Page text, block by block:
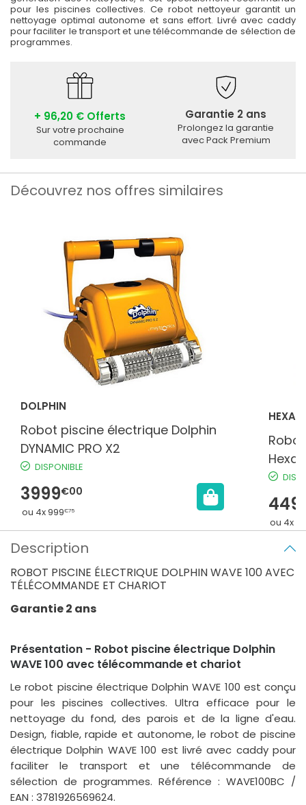
pour les piscines collectives. Ce robot nettoyeur garantit un
nettoyage optimal autonome et sans effort. Livré avec caddy
pour faciliter le transport et une télécommande de sélection de
programmes.
+ 96,20 € Offerts
Sur votre prochaine
commande
Garantie 2 ans
Prolongez la garantie
avec Pack Premium
Découvrez nos offres similaires
DOLPHIN
Robot piscine électrique Dolphin
DYNAMIC PRO X2
DISPONIBLE
3999€00
ou 4x 999€75
ou 4x
Description
ROBOT PISCINE ÉLECTRIQUE DOLPHIN WAVE 100 AVEC
TÉLÉCOMMANDE ET CHARIOT
Garantie 2 ans
Présentation - Robot piscine électrique Dolphin
WAVE 100 avec télécommande et chariot
Le robot piscine électrique Dolphin WAVE 100 est conçu
pour les piscines collectives. Ultra efficace pour le
nettoyage du fond, des parois et de la ligne d'eau.
Design, fiable, rapide et autonome, le robot de piscine
électrique Dolphin WAVE 100 est livré avec caddy pour
faciliter le transport et une télécommande de
sélection de programmes. Référence : WAVE100BC /
EAN : 3781926569624.